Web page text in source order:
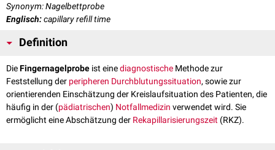
Synonym: Nagelbettprobe
Englisch:capillary refill time
Definition
DieFingernagelprobe ist einediagnostische Methode zur
Feststellung der peripheren Durchblutungssituation, sowie zur
orientierenden Einschätzung der Kreislaufsituation des Patienten, die
häufig in der (pädiatrischen) Notfallmedizin verwendet wird. Sie
ermöglicht eine Abschätzung der Rekapillarisierungszeit (RKZ).